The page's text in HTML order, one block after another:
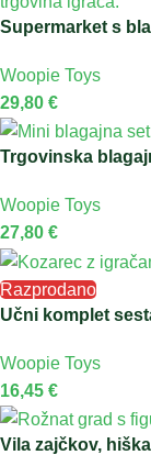
Supermarket s
Woopie Toys
29,80 €
Trgovinska
Woopie Toys
27,80 €
Razprodano
Učni komplet
Woopie Toys
16,45 €
Vila zajčkov,